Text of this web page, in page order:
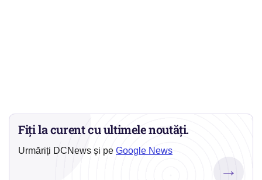
Fiți la curent cu ultimele noutăți.
Urmăriți DCNews și pe Google News
→